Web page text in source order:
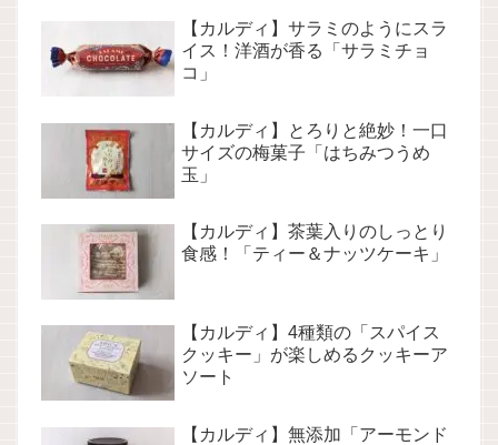
【カルディ】サラミのようにスラ
イス！洋酒が香る「サラミチョ
コ」
【カルディ】とろりと絶妙！一口
サイズの梅菓子「はちみつうめ
玉」
【カルディ】茶葉入りのしっとり
食感！「ティー＆ナッツケーキ」
【カルディ】4種類の「スパイス
クッキー」が楽しめるクッキーア
ソート
【カルディ】無添加「アーモンド